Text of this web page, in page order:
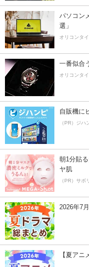
パソコン
選」
オリコンタ
一番似合
オリコンタ
自販機に
（PR）ジハ
朝1分貼
ヤ肌
（PR）サボ
2026年7
【夏ア